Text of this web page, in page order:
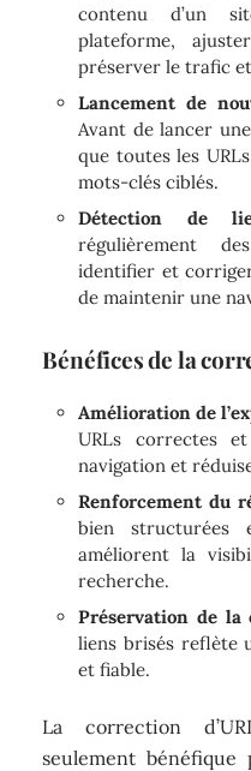
contenu d’un
plateforme,
préserver le trafic
Lancement de
Avant de lancer
que toutes les
mots-clés ciblés.
Détection de
régulièrement
identifier et
de maintenir une
Bénéfices de la
Amélioration de
URLs correctes
navigation et
Renforcement du
bien structurées
améliorent la
recherche.
Préservation de
liens brisés reflète
et fiable.
La correction
seulement